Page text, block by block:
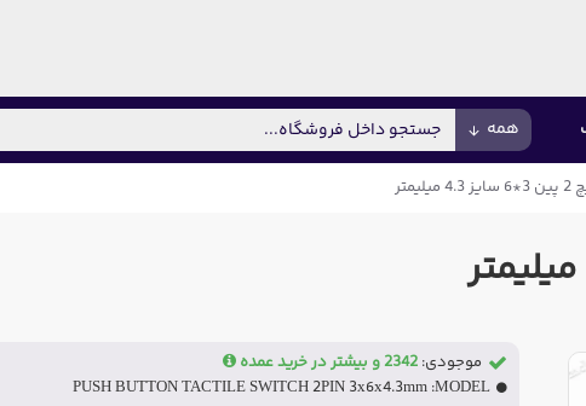
همه
موجودی: 2342 و بیشتر در خرید عمده
MODEL:
PUSH BUTTON TACTILE SWITCH 2PIN 3x6x4.3mm